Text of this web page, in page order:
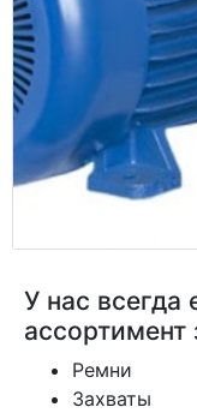
У нас всегда
ассортимент
Ремни
Захваты